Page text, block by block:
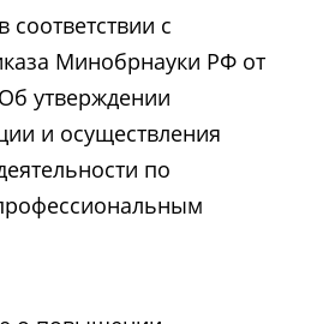
соответствии с
Минобрнауки РФ от
утверждении
и осуществления
по